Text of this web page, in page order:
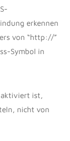
erkennen
von “http://”
Symbol in
aktiviert ist,
nicht von